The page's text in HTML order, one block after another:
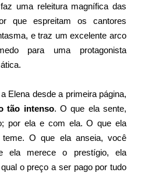
faz uma releitura magnífica das
que espreitam os cantores
e traz um excelente arco
para uma protagonista
Elena desde a primeira página,
tão intenso. O que ela sente,
por ela e com ela. O que ela
O que ela anseia, você
ela merece o prestígio, ela
o preço a ser pago por tudo